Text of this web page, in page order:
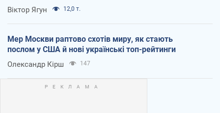
Віктор Ягун 12,0 т.
Мер Москви раптово схотів миру, як стають
послом у США й нові українські топ-рейтинги
Олександр Кірш 147